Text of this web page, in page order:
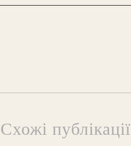
Схожі публікації